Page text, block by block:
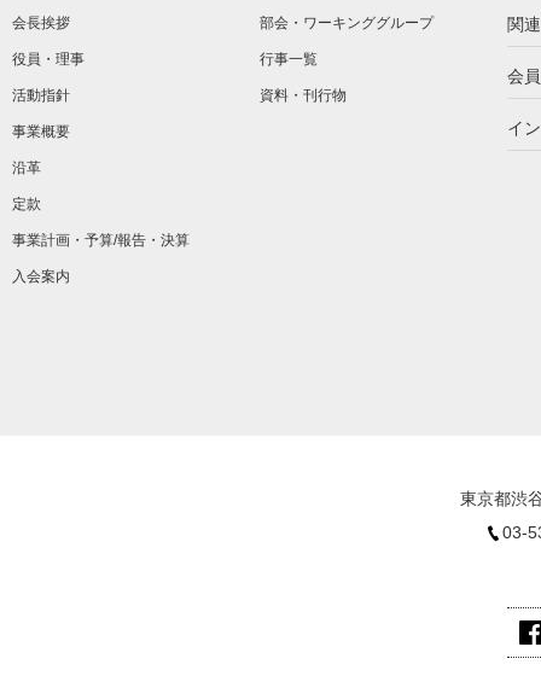
会長挨拶
役員・理事
活動指針
事業概要
沿革
定款
事業計画・予算/報告・決算
入会案内
部会・ワーキンググループ
行事一覧
資料・刊行物
関
会
イ
東京都渋
03-